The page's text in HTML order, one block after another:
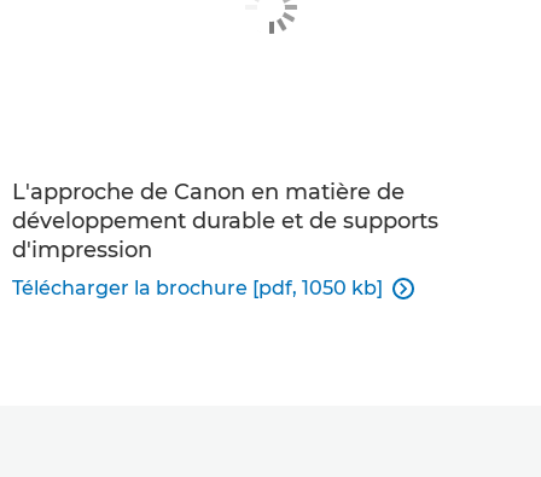
L'approche de Canon en matière de
développement durable et de supports
d'impression
Télécharger la brochure [pdf, 1050 kb] 